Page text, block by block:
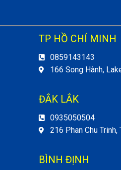
TP HỒ CHÍ MINH
0859143143
166 Song Hành,
ĐẮK LẮK
0935050504
216 Phan Chu
BÌNH ĐỊNH